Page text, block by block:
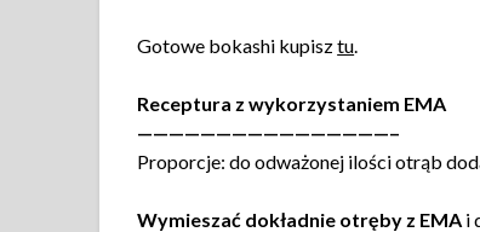
Gotowe bokashi kupisztu
Receptura z wykorzystaniem EMA
————————————————–
Proporcje: do odważonej ilości otrąb
Wymieszać dokładnie otręby z EMA i